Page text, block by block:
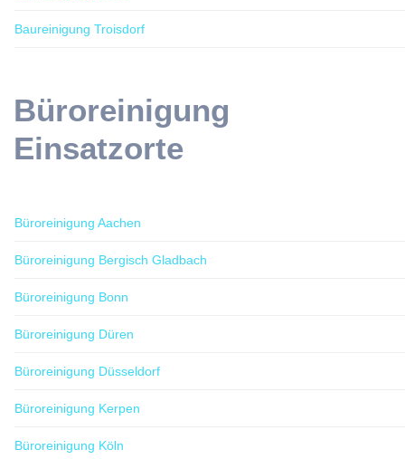
Baureinigung Troisdorf
Büroreinigung
Einsatzorte
Büroreinigung Aachen
Büroreinigung Bergisch Gladbach
Büroreinigung Bonn
Büroreinigung Düren
Büroreinigung Düsseldorf
Büroreinigung Kerpen
Büroreinigung Köln